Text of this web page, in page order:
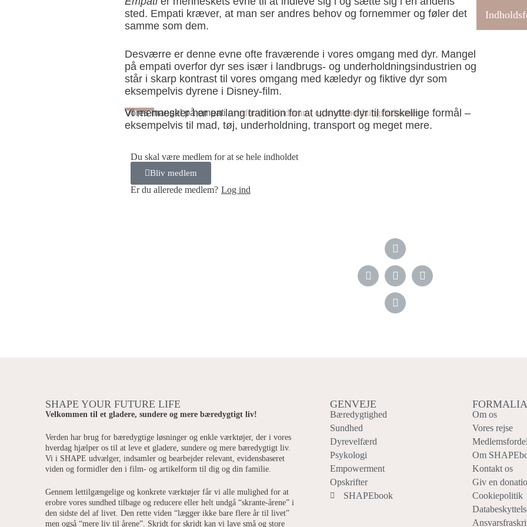
sted. Empati kræver, at man ser andres behov og fornemmer og føler det
samme som dem.
Desværre er denne evne ofte fraværende i vores omgang med dyr. Mangel
på empati overfor dyr ses især i landbrugs- og underholdningsindustrien og
står i skarp kontrast til vores omgang med kæledyr og fiktive dyr som
eksempelvis dyrene i Disney-film.
Vores mangel på empati overfor dyr i fødevare- og underholdningsindustrien
Vi mennesker har en lang tradition for at udnytte dyr til forskellige formål –
eksempelvis til mad, tøj, underholdning, transport og meget mere.
Du skal være medlem for at se hele indholdet
Bliv medlem
Er du allerede medlem? Log ind
SHAPE YOUR FUTURE LIFE
Velkommen til et gladere, sundere og mere bæredygtigt liv!
Verden har brug for bæredygtige løsninger og enkle værktøjer, der i vores
hverdag hjælper os til at leve et gladere, sundere og mere bæredygtigt liv.
Vi i SHAPE udvælger, indsamler og bearbejder relevant, evidensbaseret
viden og formidler den i film- og artikelform til dig og din familie.
Gennem lettilgængelige og konkrete værktøjer får vi alle mulighed for at
erobre vores sundhed tilbage og reducere eller helt undgå “skrante-årene” i
den sidste del af livet. Den rette viden “lægger ikke bare flere år til livet”
men også “mere liv til årene”. Skridt for skridt kan vi lave små og store
GENVEJE
Bæredygtighed
Sundhed
Dyrevelfærd
Psykologi
Empowerment
Opskrifter
SHAPEbook
FORMALIA
Om os
Vores rejse
Om
Kontakt os
Giv en
Cookiepolitik